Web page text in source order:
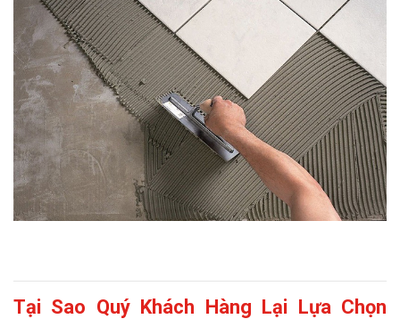
Tại Sao Quý Khách Hàng Lại Lựa Chọn